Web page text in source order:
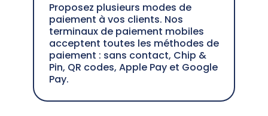
Proposez plusieurs modes de
paiement à vos clients. Nos
terminaux de paiement mobiles
acceptent toutes les méthodes de
paiement : sans contact, Chip &
Pin, QR codes, Apple Pay et Google
Pay.